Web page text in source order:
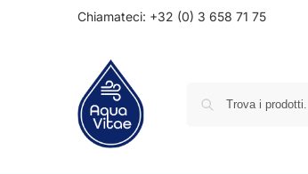
Chiamateci: +32 (0) 3 658 71 75